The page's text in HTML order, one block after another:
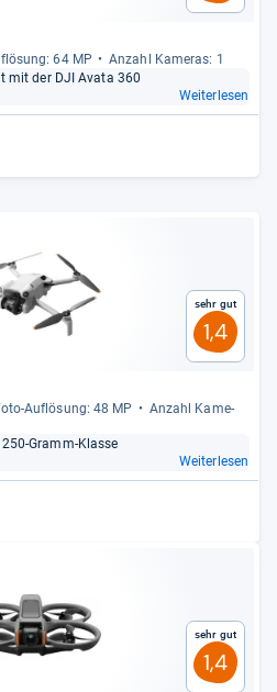
64 MP
Anzahl Kame­ras: 1
mit der DJI Avata 360
Weiterlesen
Sehr gut
1,4
​Auf­lö­sung: 48 MP
Anzahl Kame­
​Gramm-​Klasse
Weiterlesen
Sehr gut
1,4